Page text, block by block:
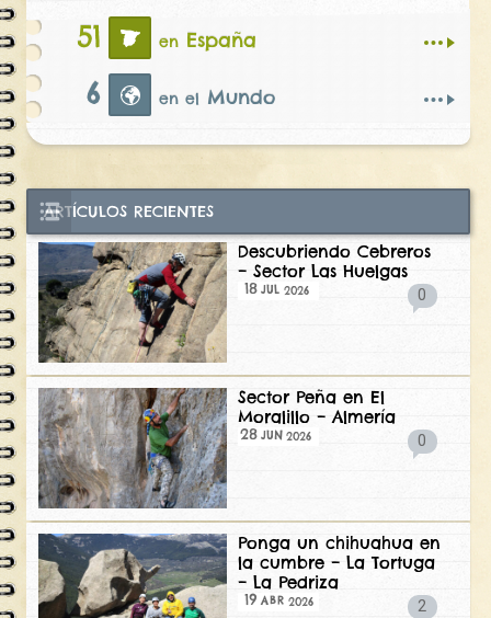
51 en España
6 en el Mundo
ARTÍCULOS RECIENTES
Descubriendo Cebreros
– Sector Las Huelgas
18 JUL 2026 0
Sector Peña en El
Moralillo – Almería
28 JUN 2026 0
Ponga un chihuahua en
la cumbre – La Tortuga
– La Pedriza
19 ABR 2026 2